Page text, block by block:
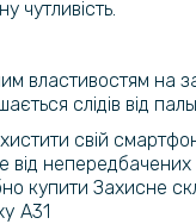
280 грн
329 грн
Case with Card Slot для
чутливість.
властивостям на
слідів від
свій
непередбачених
купити Захисне
A31